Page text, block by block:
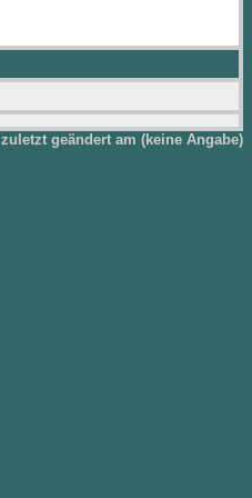
zuletzt geändert am (keine Angabe)